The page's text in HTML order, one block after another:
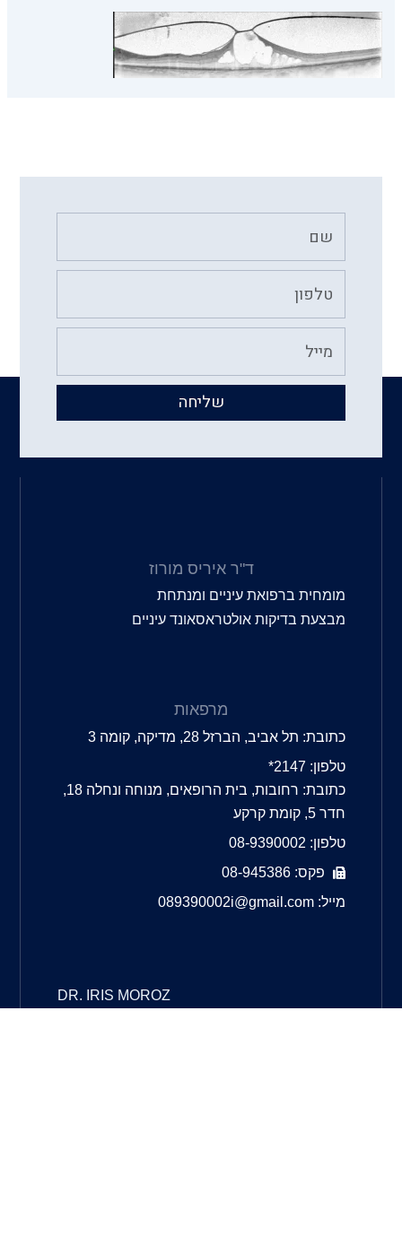
טלפון
שליחה
ד"ר איריס מורוז
מומחית ברפואת עיניים ומנתחת
מבצעת בדיקות אולטראסאונד עיניים
מרפאות
כתובת: תל אביב, הברזל 28, מדיקה, קומה 3
טלפון: 2147*
כתובת: רחובות, בית הרופאים, מנוחה ונחלה 18,
חדר 5, קומת קרקע
טלפון: 08-9390002
פקס: 08-945386
מייל: 089390002i@gmail.com
DR. IRIS MOROZ